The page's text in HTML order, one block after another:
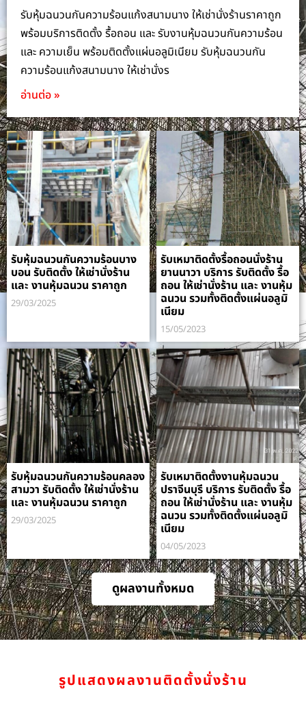
รับหุ้มฉนวนกันความร้อนแก้งสนามนาง ให้เช่านั่งร้านราคาถูก
พร้อมบริการติดตั้ง รื้อถอน และ รับงานหุ้มฉนวนกันความร้อน
และ ความเย็น พร้อมติดตั้งแผ่นอลูมิเนียม รับหุ้มฉนวนกัน
ความร้อนแก้งสนามนาง ให้เช่านั่งร
อ่านต่อ »
รับหุ้มฉนวนกันความร้อนบาง
บอน รับติดตั้ง ให้เช่านั่งร้าน
และ งานหุ้มฉนวน ราคาถูก
29/03/2025
รับเหมาติดตั้งรื้อถอนนั่งร้าน
ยานนาวา บริการ รับติดตั้ง รื้อ
ถอน ให้เช่านั่งร้าน และ งานหุ้ม
ฉนวน รวมทั้งติดตั้งแผ่นอลูมิ
เนียม
15/05/2023
รับหุ้มฉนวนกันความร้อนคลอง
สามวา รับติดตั้ง ให้เช่านั่งร้าน
และ งานหุ้มฉนวน ราคาถูก
29/03/2025
รับเหมาติดตั้งงานหุ้มฉนวน
ปราจีนบุรี บริการ รับติดตั้ง รื้อ
ถอน ให้เช่านั่งร้าน และ งานหุ้ม
ฉนวน รวมทั้งติดตั้งแผ่นอลูมิ
เนียม
04/05/2023
ดูผลงานทั้งหมด
รูปแสดงผลงานติดตั้งนั่งร้าน